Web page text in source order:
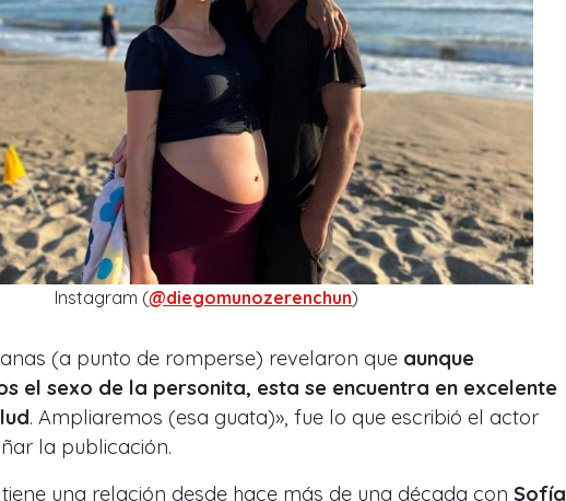
Instagram (@diegomunozerenchun)
(a punto de romperse) revelaron que aunque
el sexo de la personita, esta se encuentra en excelente
. Ampliaremos (esa guata)», fue lo que escribió el actor
la publicación.
tiene una relación desde hace más de una década con Sofía